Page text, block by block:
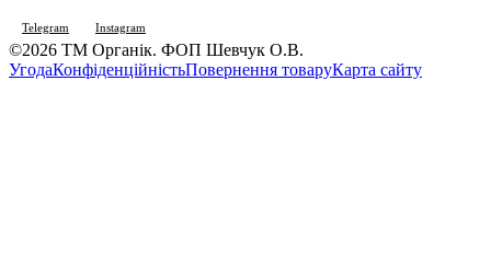
Telegram Instagram
©2026 ТМ Органік. ФОП Шевчук О.В.
УгодаКонфіденційністьПовернення товаруКарта сайту